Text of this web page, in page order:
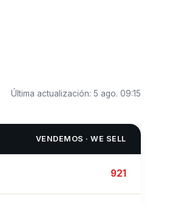
Última actualización:5 ago. 09:15
VENDEMOS · WE SELL
921